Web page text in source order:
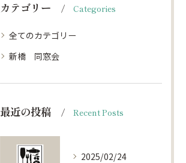
カテゴリー Categories
全てのカテゴリー
新橋 同窓会
最近の投稿 Recent Posts
2025/02/24